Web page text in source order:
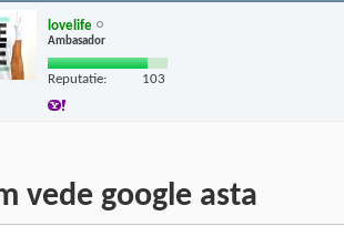
lovelife
Ambasador
Reputatie: 103
vede google asta